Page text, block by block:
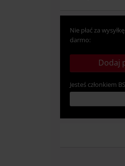
Nie płać za
darmo:
Dodaj
Jesteś członkiem